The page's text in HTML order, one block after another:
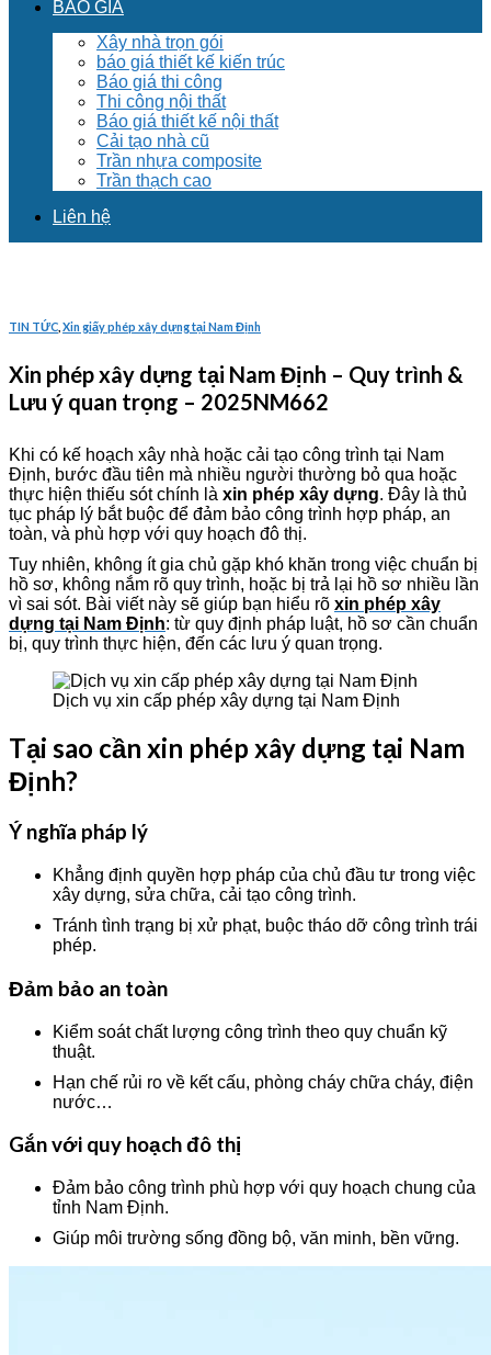
BÁO GIÁ
Xây nhà trọn gói
báo giá thiết kế kiến trúc
Báo giá thi công
Thi công nội thất
Báo giá thiết kế nội thất
Cải tạo nhà cũ
Trần nhựa composite
Trần thạch cao
Liên hệ
TIN TỨC Xin giấy phép xây dựng tại Nam Định
Xin phép xây dựng tại Nam Định – Quy trình &
Lưu ý quan trọng – 2025NM662
Khi có kế hoạch xây nhà hoặc cải tạo công trình tại Nam
Định, bước đầu tiên mà nhiều người thường bỏ qua hoặc
thực hiện thiếu sót chính là xin phép xây dựng. Đây là thủ
tục pháp lý bắt buộc để đảm bảo công trình hợp pháp, an
toàn, và phù hợp với quy hoạch đô thị.
Tuy nhiên, không ít gia chủ gặp khó khăn trong việc chuẩn bị
hồ sơ, không nắm rõ quy trình, hoặc bị trả lại hồ sơ nhiều lần
vì sai sót. Bài viết này sẽ giúp bạn hiểu rõ xin phép xây
dựng tại Nam Định: từ quy định pháp luật, hồ sơ cần chuẩn
bị, quy trình thực hiện, đến các lưu ý quan trọng.
Dịch vụ xin cấp phép xây dựng tại Nam Định
Tại sao cần xin phép xây dựng tại Nam
Định?
Ý nghĩa pháp lý
Khẳng định quyền hợp pháp của chủ đầu tư trong việc
xây dựng, sửa chữa, cải tạo công trình.
Tránh tình trạng bị xử phạt, buộc tháo dỡ công trình trái
phép.
Đảm bảo an toàn
Kiểm soát chất lượng công trình theo quy chuẩn kỹ
thuật.
Hạn chế rủi ro về kết cấu, phòng cháy chữa cháy, điện
nước…
Gắn với quy hoạch đô thị
Đảm bảo công trình phù hợp với quy hoạch chung của
tỉnh Nam Định.
Giúp môi trường sống đồng bộ, văn minh, bền vững.